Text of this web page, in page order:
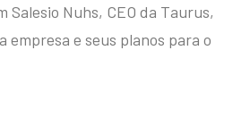
Salesio Nuhs, CEO da Taurus,
empresa e seus planos para o